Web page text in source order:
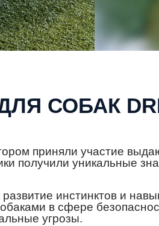
СОБАК
приняли участие
получили уникальные
инстинктов и
в сфере
угрозы.